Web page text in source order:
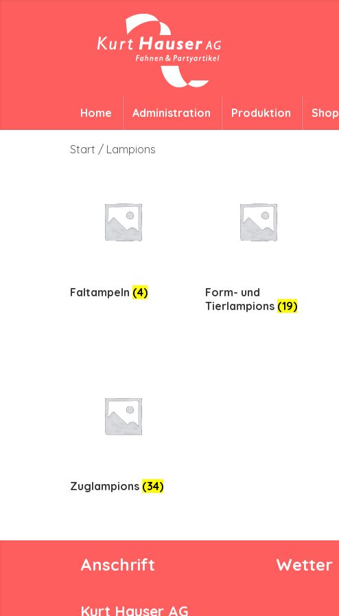
Home Administration Produktion Shop
Start / Lampions
Faltampeln (4)
Form- und
Tierlampions (19)
Zuglampions (34)
Anschrift
Kurt Hauser AG
Wetter